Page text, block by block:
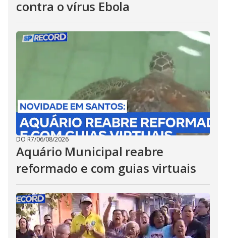
contra o vírus Ebola
DO R7/06/08/2026
Aquário Municipal reabre
reformado e com guias virtuais